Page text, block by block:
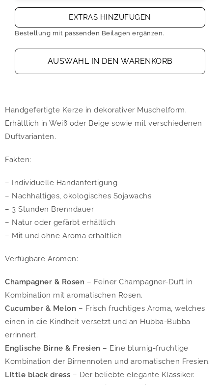
EXTRAS HINZUFÜGEN
Bestellung mit passenden Beilagen ergänzen.
AUSWAHL IN DEN WARENKORB
Handgefertigte Kerze in dekorativer Muschelform.
Erhältlich in Weiß oder Beige sowie mit verschiedenen
Duftvarianten.
Fakten:
– Individuelle Handanfertigung
– Nachhaltiges, ökologisches Sojawachs
– 3 Stunden Brenndauer
– Natur oder gefärbt erhältlich
– Mit und ohne Aroma erhältlich
Verfügbare Aromen:
Champagner & Rosen – Feiner Champagner-Duft in
Kombination mit aromatischen Rosen.
Cucumber & Melon – Frisch fruchtiges Aroma, welches
einen in die Kindheit versetzt und an Hubba-Bubba
errinnert.
Englische Birne & Fresien – Eine blumig-fruchtige
Kombination der Birnennoten und aromatischen Fresien.
Little black dress – Der beliebte elegante Klassiker.